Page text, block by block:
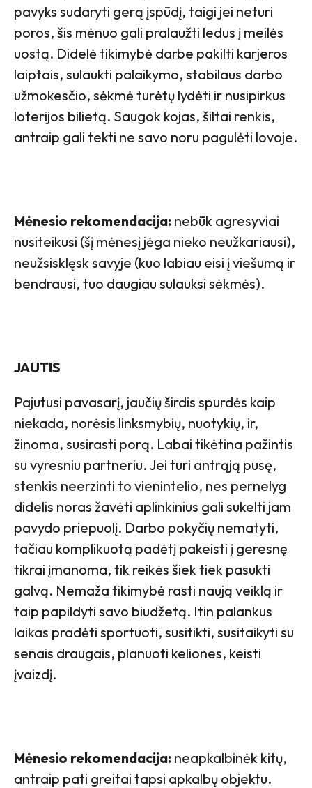
pavyks sudaryti gerą įspūdį, taigi jei neturi
poros, šis mėnuo gali pralaužti ledus į meilės
uostą. Didelė tikimybė darbe pakilti karjeros
laiptais, sulaukti palaikymo, stabilaus darbo
užmokesčio, sėkmė turėtų lydėti ir nusipirkus
loterijos bilietą. Saugok kojas, šiltai renkis,
antraip gali tekti ne savo noru pagulėti lovoje.
Mėnesio rekomendacija: nebūk agresyviai
nusiteikusi (šį mėnesį jėga nieko neužkariausi),
neužsisklęsk savyje (kuo labiau eisi į viešumą ir
bendrausi, tuo daugiau sulauksi sėkmės).
JAUTIS
Pajutusi pavasarį, jaučių širdis spurdės kaip
niekada, norėsis linksmybių, nuotykių, ir,
žinoma, susirasti porą. Labai tikėtina pažintis
su vyresniu partneriu. Jei turi antrąją pusę,
stenkis neerzinti to vienintelio, nes pernelyg
didelis noras žavėti aplinkinius gali sukelti jam
pavydo priepuolį. Darbo pokyčių nematyti,
tačiau komplikuotą padėtį pakeisti į geresnę
tikrai įmanoma, tik reikės šiek tiek pasukti
galvą. Nemaža tikimybė rasti naują veiklą ir
taip papildyti savo biudžetą. Itin palankus
laikas pradėti sportuoti, susitikti, susitaikyti su
senais draugais, planuoti keliones, keisti
įvaizdį.
Mėnesio rekomendacija: neapkalbinėk kitų,
antraip pati greitai tapsi apkalbų objektu.